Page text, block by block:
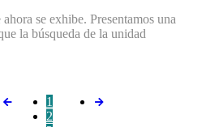
se exhibe. Presentamos una
la búsqueda de la unidad
1
2